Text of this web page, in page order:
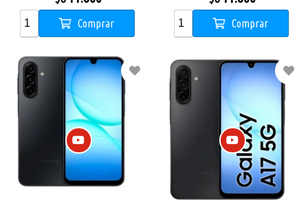
Comprar Comprar